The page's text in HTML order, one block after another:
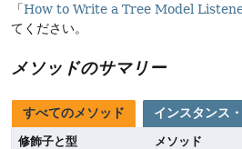
「How to Write a Tree Model
てください。
メソッドのサマリー
すべてのメソッド インスタンス
修飾子と型
メソッド